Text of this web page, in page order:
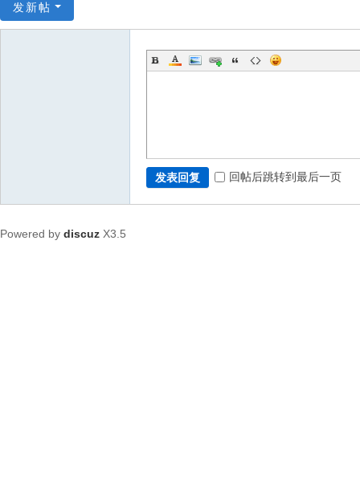
发新帖
发表回复 回帖后跳转到最后一页
Powered by discuz X3.5